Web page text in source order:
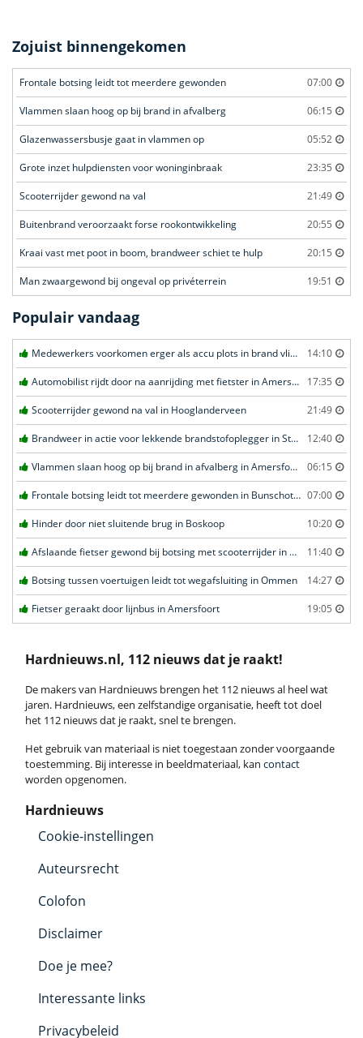
Zojuist binnengekomen
Frontale botsing leidt tot meerdere gewonden 07:00
Vlammen slaan hoog op bij brand in afvalberg 06:15
Glazenwassersbusje gaat in vlammen op 05:52
Grote inzet hulpdiensten voor woninginbraak 23:35
Scooterrijder gewond na val 21:49
Buitenbrand veroorzaakt forse rookontwikkeling 20:55
Kraai vast met poot in boom, brandweer schiet te hulp 20:15
Man zwaargewond bij ongeval op privéterrein 19:51
Populair vandaag
Medewerkers voorkomen erger als accu plots in brand vliegt in Amersfoort 14:10
Automobilist rijdt door na aanrijding met fietster in Amersfoort 17:35
Scooterrijder gewond na val in Hooglanderveen 21:49
Brandweer in actie voor lekkende brandstofoplegger in Stroe 12:40
Vlammen slaan hoog op bij brand in afvalberg in Amersfoort 06:15
Frontale botsing leidt tot meerdere gewonden in Bunschoten-Spakenburg 07:00
Hinder door niet sluitende brug in Boskoop 10:20
Afslaande fietser gewond bij botsing met scooterrijder in Katwijk 11:40
Botsing tussen voertuigen leidt tot wegafsluiting in Ommen 14:27
Fietser geraakt door lijnbus in Amersfoort 19:05
Hardnieuws.nl, 112 nieuws dat je raakt!
De makers van Hardnieuws brengen het 112 nieuws al heel wat
jaren. Hardnieuws, een zelfstandige organisatie, heeft tot doel
het 112 nieuws dat je raakt, snel te brengen.
Het gebruik van materiaal is niet toegestaan zonder voorgaande
toestemming. Bij interesse in beeldmateriaal, kan contact
worden opgenomen.
Hardnieuws
Cookie-instellingen
Auteursrecht
Colofon
Disclaimer
Doe je mee?
Interessante links
Privacybeleid